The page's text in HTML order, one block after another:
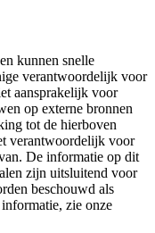
Bonus
kunnen snelle
verantwoordelijk voor
aansprakelijk voor
op externe bronnen
tot de hierboven
verantwoordelijk voor
De informatie op dit
zijn uitsluitend voor
beschouwd als
zie onze